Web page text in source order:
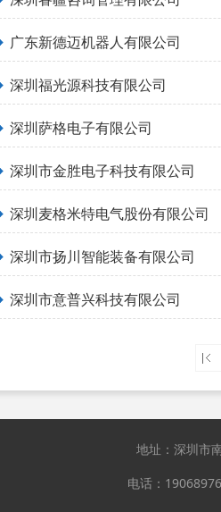
广东新德迈机器人有限公司
深圳福光源科技有限公司
深圳萨格电子有限公司
深圳市金胜电子科技有限公司
深圳麦格米特电气股份有限公司
深圳市扬川智能装备有限公司
深圳市意普兴科技有限公司
地址：深圳市
电话：